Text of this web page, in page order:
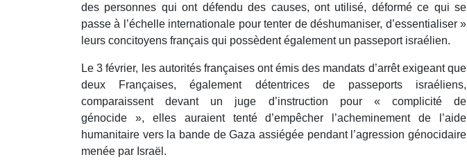
des personnes qui ont défendu des causes, ont utilisé, déformé ce qui se
passe à l’échelle internationale pour tenter de déshumaniser, d’essentialiser »
leurs concitoyens français qui possèdent également un passeport israélien.
Le 3 février, les autorités françaises ont émis des mandats d’arrêt exigeant que
deux Françaises, également détentrices de passeports israéliens,
comparaissent devant un juge d’instruction pour « complicité de
génocide », elles auraient tenté d’empêcher l’acheminement de l’aide
humanitaire vers la bande de Gaza assiégée pendant l’agression génocidaire
menée par Israël.